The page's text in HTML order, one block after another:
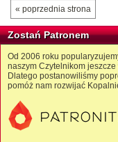
« poprzednia strona
Zostań Patronem
Od 2006 roku
naszym Czytelnikom
Dlatego postanowiliśmy
pomóż nam rozwijać